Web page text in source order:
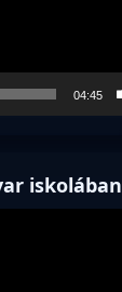
04:45
iskolában